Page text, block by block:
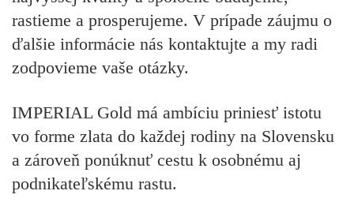
rastieme a prosperujeme. V prípade záujmu o
ďalšie informácie nás kontaktujte a my radi
zodpovieme vaše otázky.
IMPERIAL Gold má ambíciu priniesť istotu
vo forme zlata do každej rodiny na Slovensku
a zároveň ponúknuť cestu k osobnému aj
podnikateľskému rastu.